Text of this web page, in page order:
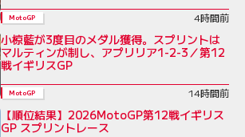
MotoGP 4時間前
小椋藍が3度目のメダル獲得。スプリントは
マルティンが制し、アプリリア1-2-3／第12
戦イギリスGP
MotoGP 14時間前
【順位結果】2026MotoGP第12戦イギリス
GP スプリントレース